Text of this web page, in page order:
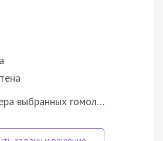
выбранных гомол…